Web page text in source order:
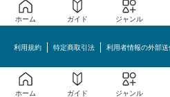
ホーム ガイド ジャンル
利用規約 特定商取引法 利用者情報の外部送
めちゃコミック
ホーム ガイド ジャンル